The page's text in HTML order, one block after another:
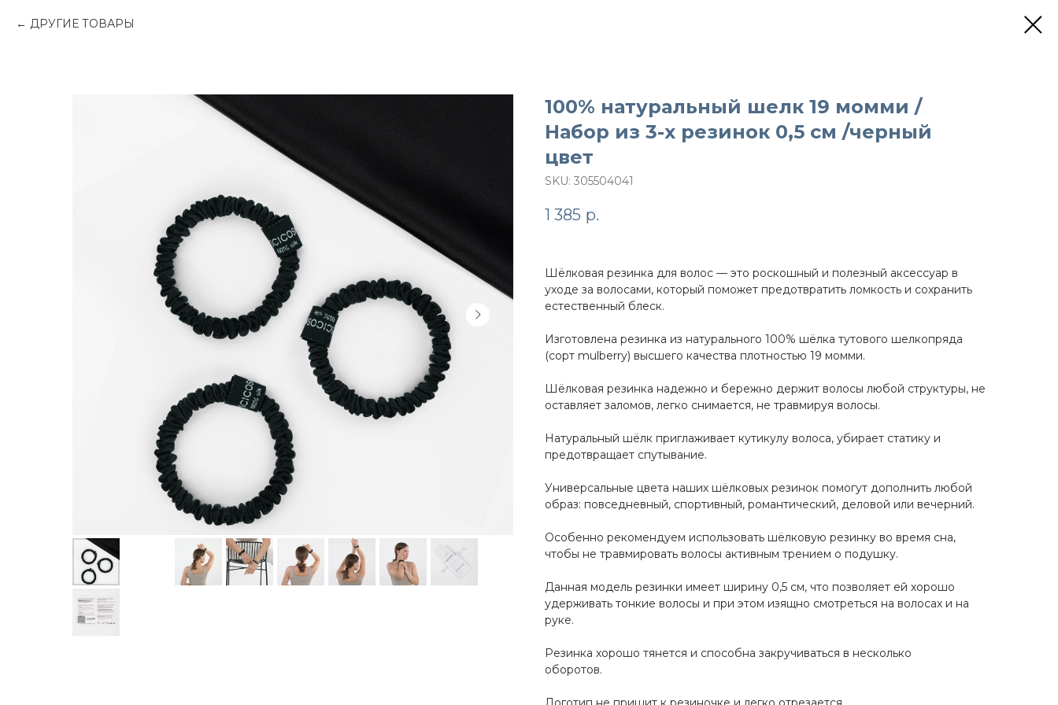
ДРУГИЕ ТОВАРЫ
100% натуральный шелк 19 момми /
Набор из 3-х резинок 0,5 см /черный
цвет
SKU: 305504041
1 385 р.
Шёлковая резинка для волос — это роскошный и полезный аксессуар в
уходе за волосами, который поможет предотвратить ломкость и сохранить
естественный блеск.
Изготовлена резинка из натурального 100% шёлка тутового шелкопряда
(сорт mulberry) высшего качества плотностью 19 момми.
Шёлковая резинка надежно и бережно держит волосы любой структуры, не
оставляет заломов, легко снимается, не травмируя волосы.
Натуральный шёлк приглаживает кутикулу волоса, убирает статику и
предотвращает спутывание.
Универсальные цвета наших шёлковых резинок помогут дополнить любой
образ: повседневный, спортивный, романтический, деловой или вечерний.
Особенно рекомендуем использовать шёлковую резинку во время сна,
чтобы не травмировать волосы активным трением о подушку.
Данная модель резинки имеет ширину 0,5 см, что позволяет ей хорошо
удерживать тонкие волосы и при этом изящно смотреться на волосах и на
руке.
Резинка хорошо тянется и способна закручиваться в несколько
оборотов.